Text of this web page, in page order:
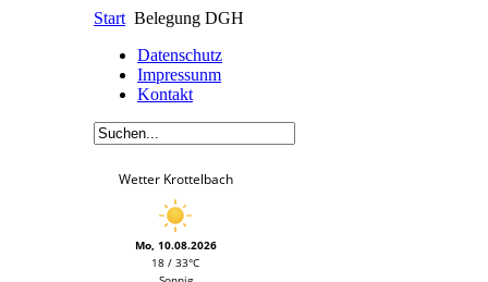
Start Belegung DGH
Datenschutz
Impressunm
Kontakt
Wetter Krottelbach
Mo, 10.08.2026
18 / 33°C